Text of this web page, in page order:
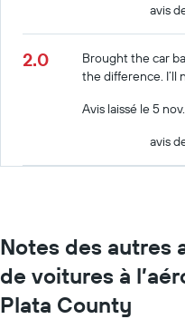
avis
2.0
Brought the car
the difference. I’ll
Avis laissé le 5
avis
Notes des autres
de voitures à
Plata County